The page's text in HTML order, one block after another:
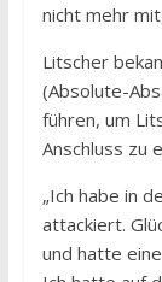
nicht mehr
Litscher
(Absolute-
führen, um
Anschluss zu
„Ich habe in
attackiert.
und hatte